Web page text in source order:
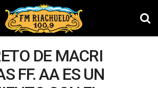
DE MACRI
FF. AA ES UN